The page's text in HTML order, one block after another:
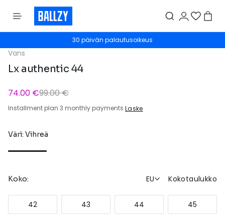
30 päivän palautusoikeus
Vans
Lx authentic 44
74.00 €99.00 €
Installment plan 3 monthly payments Laske
Väri: Vihreä
Koko: EU Kokotaulukko
42 43 44 45